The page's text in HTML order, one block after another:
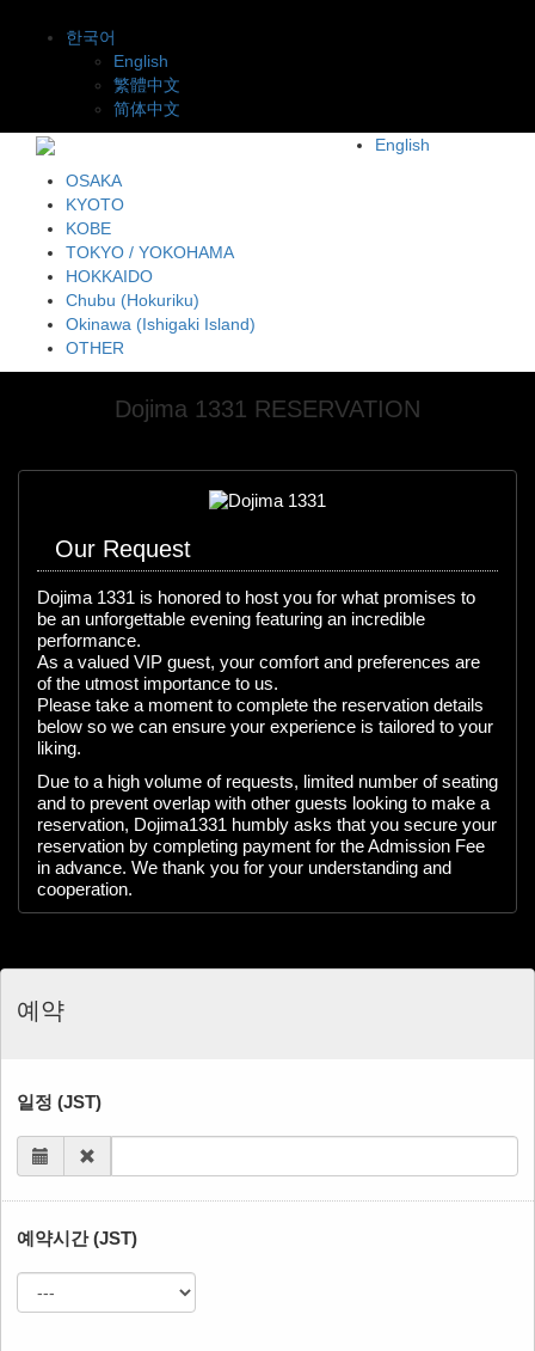
한국어
English
繁體中文
简体中文
English
OSAKA
KYOTO
KOBE
TOKYO / YOKOHAMA
HOKKAIDO
Chubu (Hokuriku)
Okinawa (Ishigaki Island)
OTHER
Dojima 1331 RESERVATION
Our Request
Dojima 1331 is honored to host you for what promises to
be an unforgettable evening featuring an incredible
performance.
As a valued VIP guest, your comfort and preferences are
of the utmost importance to us.
Please take a moment to complete the reservation details
below so we can ensure your experience is tailored to your
liking.
Due to a high volume of requests, limited number of seating
and to prevent overlap with other guests looking to make a
reservation, Dojima1331 humbly asks that you secure your
reservation by completing payment for the Admission Fee
in advance. We thank you for your understanding and
cooperation.
예약
일정 (JST)
예약시간 (JST)